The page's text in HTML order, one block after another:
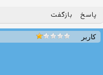
پاسخ بازگفت
کاربر